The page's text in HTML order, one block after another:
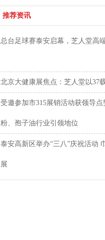
推荐资讯
总台足球赛泰安启幕，芝人堂高
北京大健康展焦点：芝人堂以37
受邀参加市315展销活动获领导
粉、孢子油行业引领地位
泰安高新区举办“三八”庆祝活动
展